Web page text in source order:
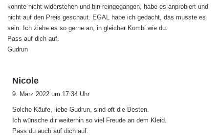
konnte nicht widerstehen und bin reingegangen, habe es anprobiert und
nicht auf den Preis geschaut. EGAL habe ich gedacht, das musste es
sein. Ich ziehe es so gerne an, in gleicher Kombi wie du.
Pass auf dich auf.
Gudrun
Nicole
t
:
9. März 2022 um 17:34 Uhr
Solche Käufe, liebe Gudrun, sind oft die Besten.
Ich wünsche dir weiterhin so viel Freude an dem Kleid.
Pass du auch auf dich auf.